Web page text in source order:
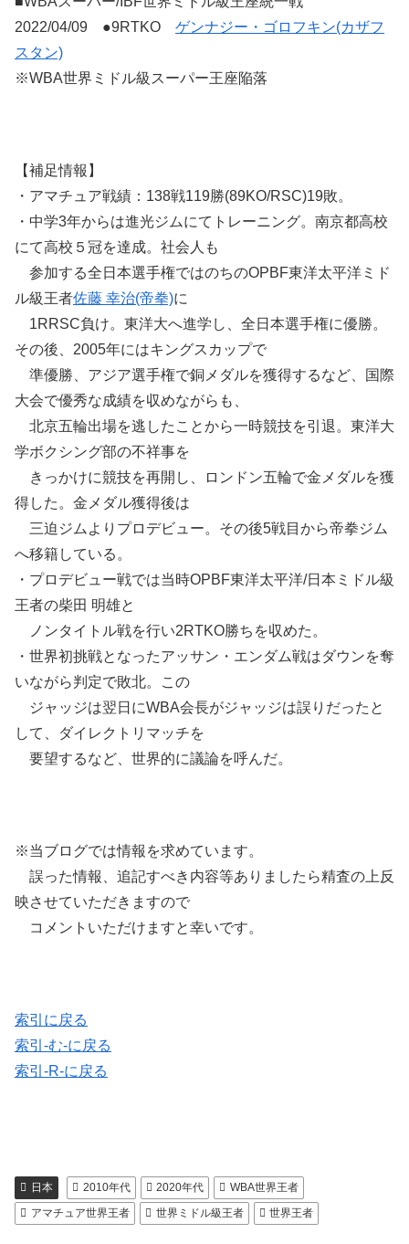
2022/04/09 ●9RTKO ゲンナジー・ゴロフキン(カザフ
スタン)
※WBA世界ミドル級スーパー王座陥落
【補足情報】
・アマチュア戦績：138戦119勝(89KO/RSC)19敗。
・中学3年からは進光ジムにてトレーニング。南京都高校
にて高校５冠を達成。社会人も
参加する全日本選手権ではのちのOPBF東洋太平洋ミド
ル級王者佐藤 幸治(帝拳)に
1RRSC負け。東洋大へ進学し、全日本選手権に優勝。
その後、2005年にはキングスカップで
準優勝、アジア選手権で銅メダルを獲得するなど、国際
大会で優秀な成績を収めながらも、
北京五輪出場を逃したことから一時競技を引退。東洋大
学ボクシング部の不祥事を
きっかけに競技を再開し、ロンドン五輪で金メダルを獲
得した。金メダル獲得後は
三迫ジムよりプロデビュー。その後5戦目から帝拳ジム
へ移籍している。
・プロデビュー戦では当時OPBF東洋太平洋/日本ミドル級
王者の柴田 明雄と
ノンタイトル戦を行い2RTKO勝ちを収めた。
・世界初挑戦となったアッサン・エンダム戦はダウンを奪
いながら判定で敗北。この
ジャッジは翌日にWBA会長がジャッジは誤りだったと
して、ダイレクトリマッチを
要望するなど、世界的に議論を呼んだ。
※当ブログでは情報を求めています。
誤った情報、追記すべき内容等ありましたら精査の上反
映させていただきますので
コメントいただけますと幸いです。
索引に戻る
索引-む-に戻る
索引-R-に戻る
日本 2010年代 2020年代
WBA世界王者
アマチュア世界王者
世界ミドル級王者 世界王者